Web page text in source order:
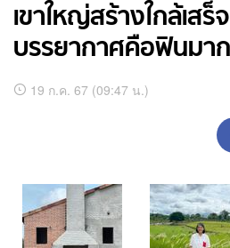
เขาใหญ่สร้างใกล้เสร็
บรรยากาศคือฟินมาก
อัลบั้ม
ภาพ
ล่าสุด
บ้าน
19 ก.ค. 67 (09:47 น.)